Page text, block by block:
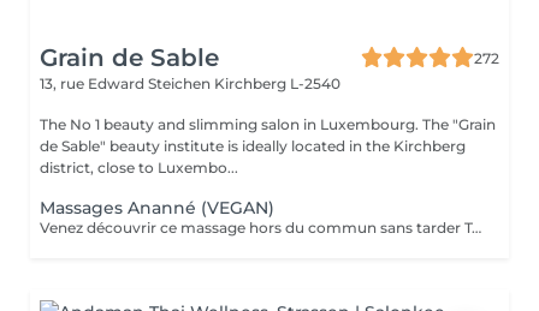
Grain de Sable
272
13, rue Edward Steichen Kirchberg L-2540
The No 1 beauty and slimming salon in Luxembourg. The "Grain
de Sable" beauty institute is ideally located in the Kirchberg
district, close to Luxembo...
Massages Ananné (VEGAN)
Venez découvrir ce massage hors du commun sans tarder Tout d'abord nous utilisons une huile végétale et pure puis nous massons l'ensemble du corps en alternant brosses et pierres. Relaxation assurée ! Le corps est détendu et tonifié.